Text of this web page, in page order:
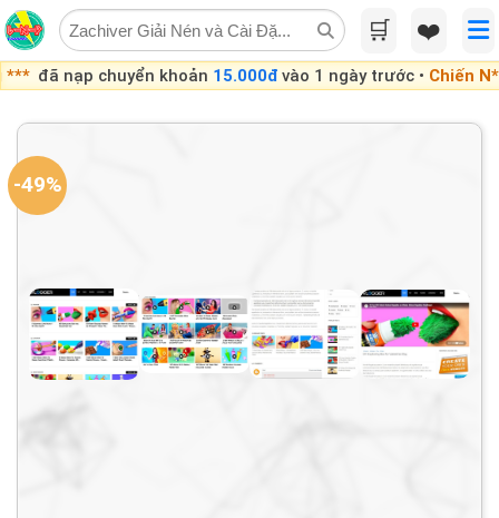
🛒 ❤️
chuyển khoản15.000đ vào 1 ngày trước •Chiến N***đã
Skip
to
content
-49%